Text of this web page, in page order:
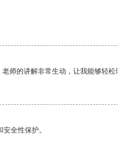
师的讲解非常生动，让我能够轻松
全性保护。